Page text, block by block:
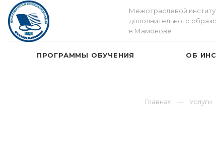
Межотраслевой
дополнительного
в Мамонове
ПРОГРАММЫ ОБУЧЕНИЯ ОБ
Главная Услуги